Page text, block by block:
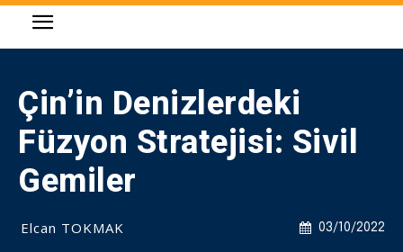
Çin’in Denizlerdeki
Füzyon Stratejisi: Sivil
Gemiler
03/10/2022
Elcan TOKMAK